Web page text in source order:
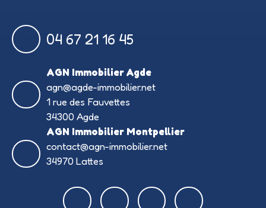
04 67 21 16 45
AGN Immobilier Agde
agn@agde-immobilier.net
1 rue des Fauvettes
34300 Agde
AGN Immobilier Montpellier
contact@agn-immobilier.net
34970 Lattes